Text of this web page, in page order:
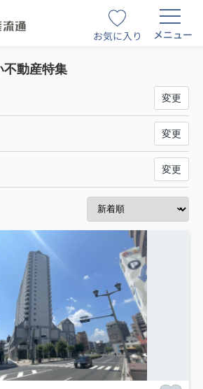
お気に入り メニュー
不動産特集
変更
変更
変更